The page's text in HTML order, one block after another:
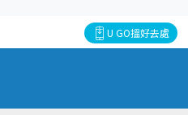
U GO搵好去處